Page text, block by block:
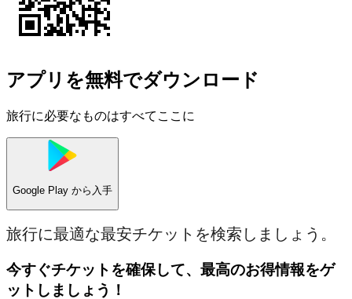
アプリを無料でダウンロード
旅行に必要なものはすべてここに
Google Play から入手
旅行に最適な最安チケットを検索しましょう。
今すぐチケットを確保して、最高のお得情報をゲ
ットしましょう！